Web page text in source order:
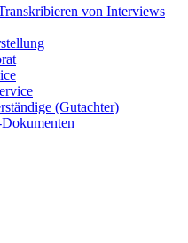
von Interviews
(Gutachter)